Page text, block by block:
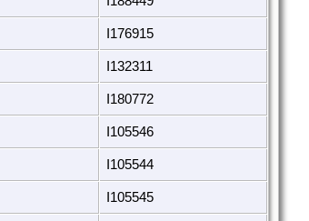
I176915
I132311
I180772
I105546
I105544
I105545